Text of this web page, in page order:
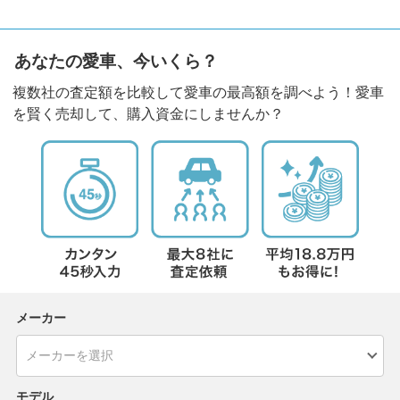
あなたの愛車、今いくら？
複数社の査定額を比較して愛車の最高額を調べよう！愛車
を賢く売却して、購入資金にしませんか？
メーカー
モデル